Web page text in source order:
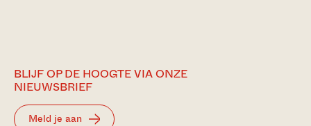
BLIJF OP DE HOOGTE VIA ONZE
NIEUWSBRIEF
Meld je aan